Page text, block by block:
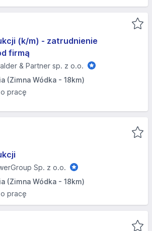
(k/m) - zatrudnienie
firmą
& Partner sp. z o.o.
(Zimna Wódka - 18km)
pracę
Sp. z o.o.
(Zimna Wódka - 18km)
pracę